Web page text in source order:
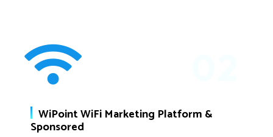
WiPoint WiFi Marketing Platform &
Sponsored